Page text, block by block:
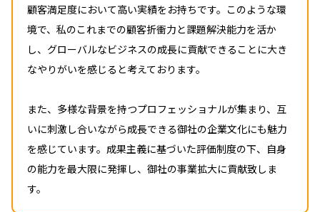
顧客満足度において高い実績をお持ちです。このような環
境で、私のこれまでの顧客折衝力と課題解決能力を活か
し、グローバルなビジネスの成長に貢献できることに大き
なやりがいを感じると考えております。
また、多様な背景を持つプロフェッショナルが集まり、互
いに刺激し合いながら成長できる御社の企業文化にも魅力
を感じています。成果主義に基づいた評価制度の下、自身
の能力を最大限に発揮し、御社の事業拡大に貢献致しま
す。